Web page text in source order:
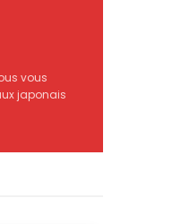
vous
japonais